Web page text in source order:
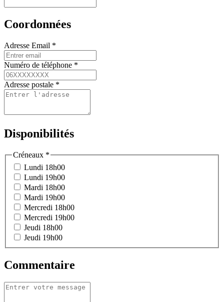
Coordonnées
Adresse Email *
Numéro de téléphone *
Adresse postale *
Disponibilités
Créneaux *
Lundi 18h00
Lundi 19h00
Mardi 18h00
Mardi 19h00
Mercredi 18h00
Mercredi 19h00
Jeudi 18h00
Jeudi 19h00
Commentaire